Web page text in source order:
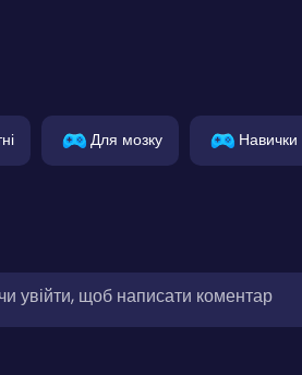
Для мозку Навички
увійти, щоб написати коментар